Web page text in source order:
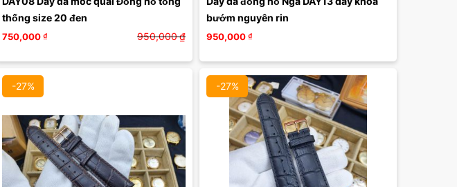
thống size 20 đen
750,000₫ 950,000₫
bướm nguyên rin
950,000₫
-27% -27%